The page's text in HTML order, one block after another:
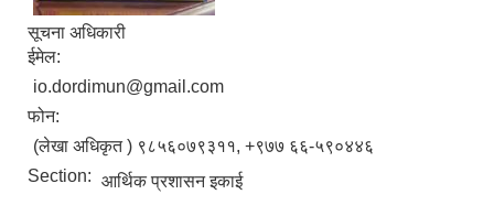
सूचना अधिकारी
ईमेल:
io.dordimun@gmail.com
फोन:
(लेखा अधिकृत ) ९८५६०७९३११, ‌‍‍+९७७ ६६-५९०४४६
Section: आर्थिक प्रशासन इकाई